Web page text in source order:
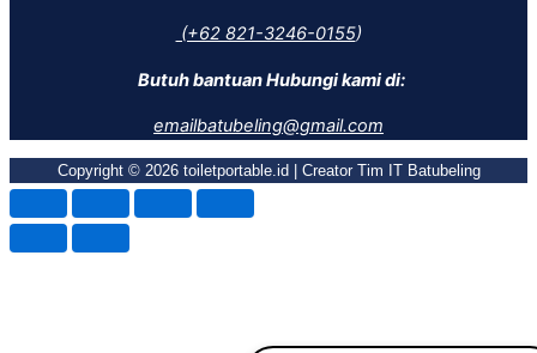
(+62 821-3246-0155)
Butuh bantuanHubungi kami di:
emailbatubeling@gmail.com
Copyright © 2026 toiletportable.id | Creator Tim IT Batubeling